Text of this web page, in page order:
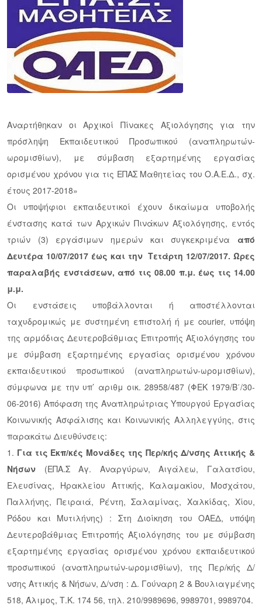
Αναρτήθηκαν οι Αρχικοί Πίνακες Αξιολόγησης για την
πρόσληψη Εκπαιδευτικού Προσωπικού (αναπληρωτών-
ωρομισθίων), με σύμβαση εξαρτημένης εργασίας
ορισμένου χρόνου για τις ΕΠΑΣ Μαθητείας του Ο.Α.Ε.Δ., σχ.
έτους 2017-2018»
Οι υποψήφιοι εκπαιδευτικοί έχουν δικαίωμα υποβολής
ένστασης κατά των Αρχικών Πινάκων Αξιολόγησης, εντός
τριών (3) εργάσιμων ημερών και συγκεκριμένα από
Δευτέρα 10/07/2017 έως και την Τετάρτη 12/07/2017. Ώρες
παραλαβής ενστάσεων, από τις 08.00 π.μ. έως τις 14.00
μ.μ.
Οι ενστάσεις υποβάλλονται ή αποστέλλονται
ταχυδρομικώς με συστημένη επιστολή ή με courier, υπόψη
της αρμόδιας Δευτεροβάθμιας Επιτροπής Αξιολόγησης του
με σύμβαση εξαρτημένης εργασίας ορισμένου χρόνου
εκπαιδευτικού προσωπικού (αναπληρωτών-ωρομισθίων),
σύμφωνα με την υπ’ αριθμ οικ. 28958/487 (ΦΕΚ 1979/Β΄/30-
06-2016) Απόφαση της Αναπληρώτριας Υπουργού Εργασίας
Κοινωνικής Ασφάλισης και Κοινωνικής Αλληλεγγύης, στις
παρακάτω Διευθύνσεις:
1. Για τις Εκπ/κές Μονάδες της Περ/κής Δ/νσης Αττικής &
Νήσων (ΕΠΑ.Σ Αγ. Αναργύρων, Αιγάλεω, Γαλατσίου,
Ελευσίνας, Ηρακλείου Αττικής, Καλαμακίου, Μοσχάτου,
Παλλήνης, Πειραιά, Ρέντη, Σαλαμίνας, Χαλκίδας, Χίου,
Ρόδου και Μυτιλήνης) : Στη Διοίκηση του ΟΑΕΔ, υπόψη
Δευτεροβάθμιας Επιτροπής Αξιολόγησης του με σύμβαση
εξαρτημένης εργασίας ορισμένου χρόνου εκπαιδευτικού
προσωπικού (αναπληρωτών-ωρομισθίων), της Περ/κής Δ/
νσης Αττικής & Νήσων, Δ/νση : Δ. Γούναρη 2 & Βουλιαγμένης
518, Άλιμος, Τ.Κ. 174 56, τηλ. 210/9989696, 9989701, 9989704.